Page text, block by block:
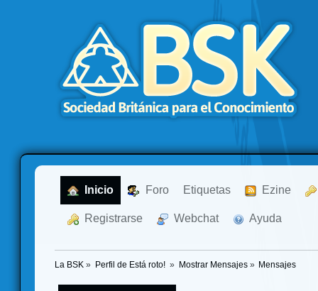
Inicio Foro Etiquetas Ezine
Registrarse Webchat Ayuda
La BSK » Perfil de Está roto! » Mostrar Mensajes» Mensajes